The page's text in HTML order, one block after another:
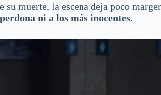
muerte, la escena deja poco
ni a los más inocentes.